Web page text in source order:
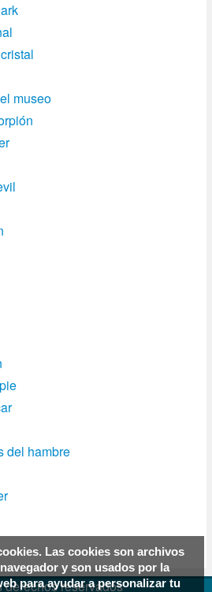
museo
del hambre
derechos reservados
Las cookies son archivos
y son usados por la
para ayudar a personalizar tu